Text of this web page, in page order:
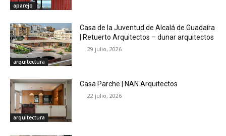
aparejo
arquitectura
Casa de la Juventud de Alcalá de Guadaíra
| Retuerto Arquitectos – dunar arquitectos
29 julio, 2026
arquitectura
Casa Parche | NAN Arquitectos
22 julio, 2026